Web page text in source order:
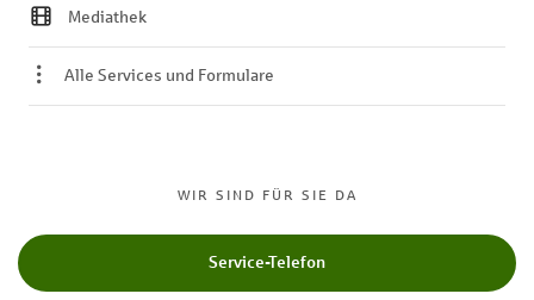
WIR SIND FÜR SIE DA
Service-Telefon
Mediathek
Alle Services und Formulare